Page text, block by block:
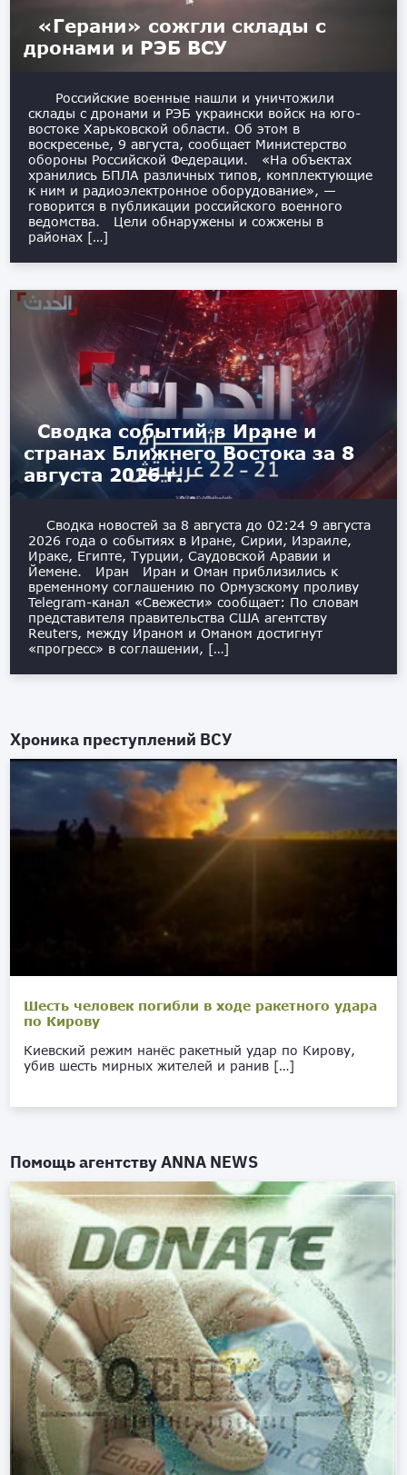
«Герани» сожгли склады с
дронами и РЭБ ВСУ
Российские военные нашли и уничтожили
склады с дронами и РЭБ украински войск на юго-
востоке Харьковской области. Об этом в
воскресенье, 9 августа, сообщает Министерство
обороны Российской Федерации. «На объектах
хранились БПЛА различных типов, комплектующие
к ним и радиоэлектронное оборудование», —
говорится в публикации российского военного
ведомства. Цели обнаружены и сожжены в
районах […]
Сводка событий в Иране и
странах Ближнего Востока за 8
августа 2026 г.
Сводка новостей за 8 августа до 02:24 9 августа
2026 года о событиях в Иране, Сирии, Израиле,
Ираке, Египте, Турции, Саудовской Аравии и
Йемене. Иран Иран и Оман приблизились к
временному соглашению по Ормузскому проливу
Telegram-канал «Свежести» сообщает: По словам
представителя правительства США агентству
Reuters, между Ираном и Оманом достигнут
«прогресс» в соглашении, […]
Хроника преступлений ВСУ
Шесть человек погибли в ходе ракетного удара
по Кирову
Киевский режим нанёс ракетный удар по Кирову,
убив шесть мирных жителей и ранив […]
Помощь агентствуANNA NEWS